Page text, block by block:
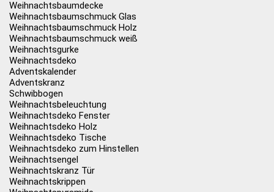
Weihnachtsbaumdecke
Weihnachtsbaumschmuck Glas
Weihnachtsbaumschmuck Holz
Weihnachtsbaumschmuck weiß
Weihnachtsgurke
Weihnachtsdeko
Adventskalender
Adventskranz
Schwibbogen
Weihnachtsbeleuchtung
Weihnachtsdeko Fenster
Weihnachtsdeko Holz
Weihnachtsdeko Tische
Weihnachtsdeko zum Hinstellen
Weihnachtsengel
Weihnachtskranz Tür
Weihnachtskrippen